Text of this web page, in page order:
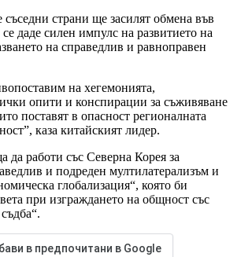
страни ще засилят обмена във
даде силен импулс на развитието на
на справедлив и равноправен
на хегемонията,
опити и конспирации за съживяване
поставят в опасност регионалната
каза китайският лидер.
да работи със Северна Корея за
и подреден мултилатерализъм и
глобализация“, която би
при изграждането на общност със
в предпочитани в Google